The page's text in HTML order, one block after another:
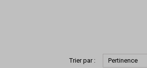
Trier par : Pertinence